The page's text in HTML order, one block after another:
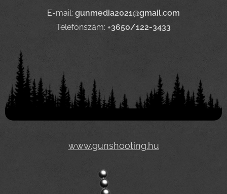
E-mail: gunmedia2021@gmail.com
Telefonszám: +3650/122-3433
www.gunshooting.hu